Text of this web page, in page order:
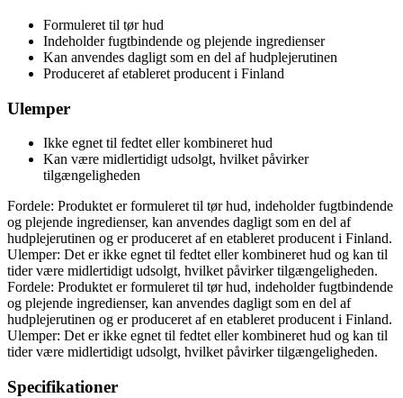
Formuleret til tør hud
Indeholder fugtbindende og plejende ingredienser
Kan anvendes dagligt som en del af hudplejerutinen
Produceret af etableret producent i Finland
Ulemper
Ikke egnet til fedtet eller kombineret hud
Kan være midlertidigt udsolgt, hvilket påvirker
tilgængeligheden
Fordele: Produktet er formuleret til tør hud, indeholder fugtbindende
og plejende ingredienser, kan anvendes dagligt som en del af
hudplejerutinen og er produceret af en etableret producent i Finland.
Ulemper: Det er ikke egnet til fedtet eller kombineret hud og kan til
tider være midlertidigt udsolgt, hvilket påvirker tilgængeligheden.
Fordele: Produktet er formuleret til tør hud, indeholder fugtbindende
og plejende ingredienser, kan anvendes dagligt som en del af
hudplejerutinen og er produceret af en etableret producent i Finland.
Ulemper: Det er ikke egnet til fedtet eller kombineret hud og kan til
tider være midlertidigt udsolgt, hvilket påvirker tilgængeligheden.
Specifikationer